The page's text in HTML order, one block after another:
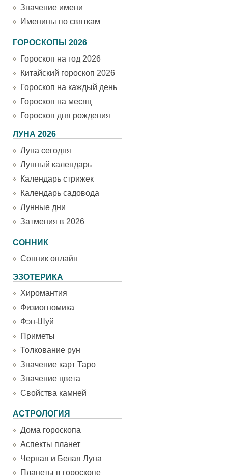
Значение имени
Именины по святкам
ГОРОСКОПЫ 2026
Гороскоп на год 2026
Китайский гороскоп 2026
Гороскоп на каждый день
Гороскоп на месяц
Гороскоп дня рождения
ЛУНА 2026
Луна сегодня
Лунный календарь
Календарь стрижек
Календарь садовода
Лунные дни
Затмения в 2026
СОННИК
Сонник онлайн
ЭЗОТЕРИКА
Хиромантия
Физиогномика
Фэн-Шуй
Приметы
Толкование рун
Значение карт Таро
Значение цвета
Свойства камней
АСТРОЛОГИЯ
Дома гороскопа
Аспекты планет
Черная и Белая Луна
Планеты в гороскопе